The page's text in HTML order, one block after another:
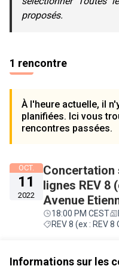
Informations sur les
proposés.
1 rencontre
À l'heure actuelle, il
planifiées. Ici vous
rencontres passées.
OCT.
11
2022
Concertation
lignes REV 8
Avenue
18:00 PM CEST
REV 8 (ex : REV 8